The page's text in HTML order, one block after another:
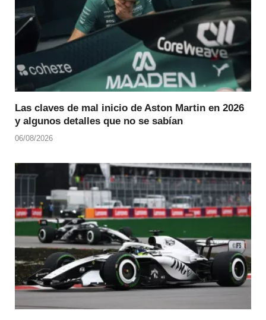
Las claves de mal inicio de Aston Martin en 2026
y algunos detalles que no se sabían
06/08/2026